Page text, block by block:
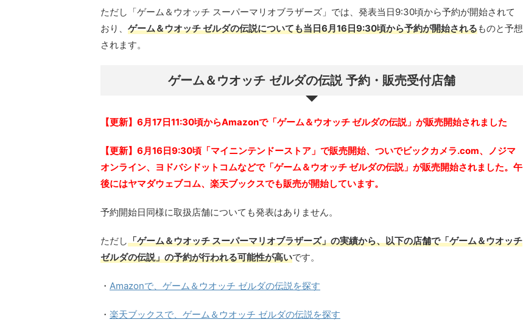
ただし「ゲーム＆ウオッチ スーパーマリオブラザーズ」では、発表当日9:30頃から予約が開始されて
おり、 ゲーム＆ウオッチ ゼルダの伝説についても当日6月16日9:30頃から予約が開始されるものと予想
されます。
ゲーム＆ウオッチ ゼルダの伝説 予約・販売受付店舗
【更新】6月17日11:30頃からAmazonで「ゲーム＆ウオッチ ゼルダの伝説」が販売開始されました
【更新】6月16日9:30頃「マイニンテンドーストア」で販売開始、ついでビックカメラ.com、ノジマ
オンライン、ヨドバシドットコムなどで「ゲーム＆ウオッチ ゼルダの伝説」が販売開始されました。午
後にはヤマダウェブコム、楽天ブックスでも販売が開始しています。
予約開始日同様に取扱店舗についても発表はありません。
ただし「ゲーム＆ウオッチ スーパーマリオブラザーズ」の実績から、以下の店舗で「ゲーム＆ウオッチ
ゼルダの伝説」の予約が行われる可能性が高いです。
・ Amazonで、ゲーム＆ウオッチ ゼルダの伝説を探す
・ 楽天ブックスで、ゲーム＆ウオッチ ゼルダの伝説を探す